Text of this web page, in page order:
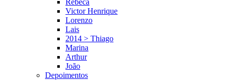
Rebeca
Victor Henrique
Lorenzo
Lais
2014 > Thiago
Marina
Arthur
João
Depoimentos